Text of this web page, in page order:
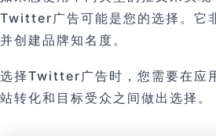
Twitter广告可能是您的选择。它
并创建品牌知名度。
选择Twitter广告时，您需要在应
站转化和目标受众之间做出选择。